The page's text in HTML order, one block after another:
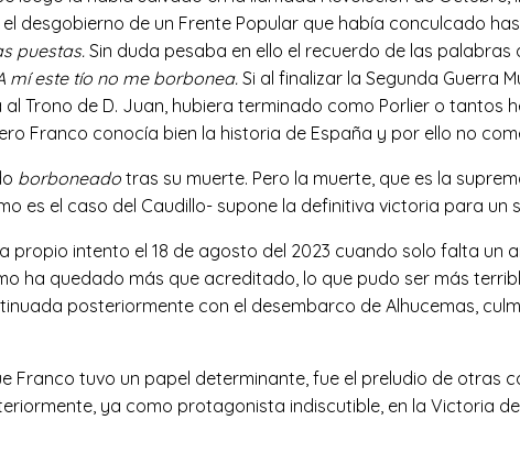
desgobierno de un Frente Popular que había conculcado
puestas. Sin duda pesaba en ello el recuerdo de las palabras
mí este tío no me borbonea.Si al finalizar la Segunda Guerra
Trono de D. Juan, hubiera terminado como Porlier o tantos
Franco conocía bien la historia de España y por ello no
borboneado tras su muerte. Pero la muerte, que es la
es el caso del Caudillo- supone la definitiva victoria para un
propio intento el 18 de agosto del 2023 cuando solo falta
ha quedado más que acreditado, lo que pudo ser más
posteriormente con el desembarco de Alhucemas,
Franco tuvo un papel determinante, fue el preludio de otras
ya como protagonista indiscutible, en la Victoria de